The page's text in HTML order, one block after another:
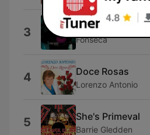
3 Te Mando Flores
Fonseca
4 Doce Rosas
Lorenzo Antonio
5 She's Primeval
Barrie Gledden